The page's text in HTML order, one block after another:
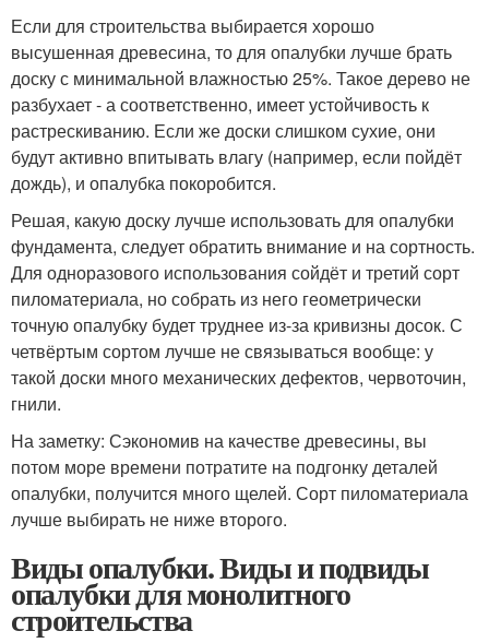
Если для строительства выбирается хорошо
высушенная древесина, то для опалубки лучше брать
доску с минимальной влажностью 25%. Такое дерево не
разбухает - а соответственно, имеет устойчивость к
растрескиванию. Если же доски слишком сухие, они
будут активно впитывать влагу (например, если пойдёт
дождь), и опалубка покоробится.
Решая, какую доску лучше использовать для опалубки
фундамента, следует обратить внимание и на сортность.
Для одноразового использования сойдёт и третий сорт
пиломатериала, но собрать из него геометрически
точную опалубку будет труднее из-за кривизны досок. С
четвёртым сортом лучше не связываться вообще: у
такой доски много механических дефектов, червоточин,
гнили.
На заметку: Сэкономив на качестве древесины, вы
потом море времени потратите на подгонку деталей
опалубки, получится много щелей. Сорт пиломатериала
лучше выбирать не ниже второго.
Виды опалубки. Виды и подвиды
опалубки для монолитного
строительства